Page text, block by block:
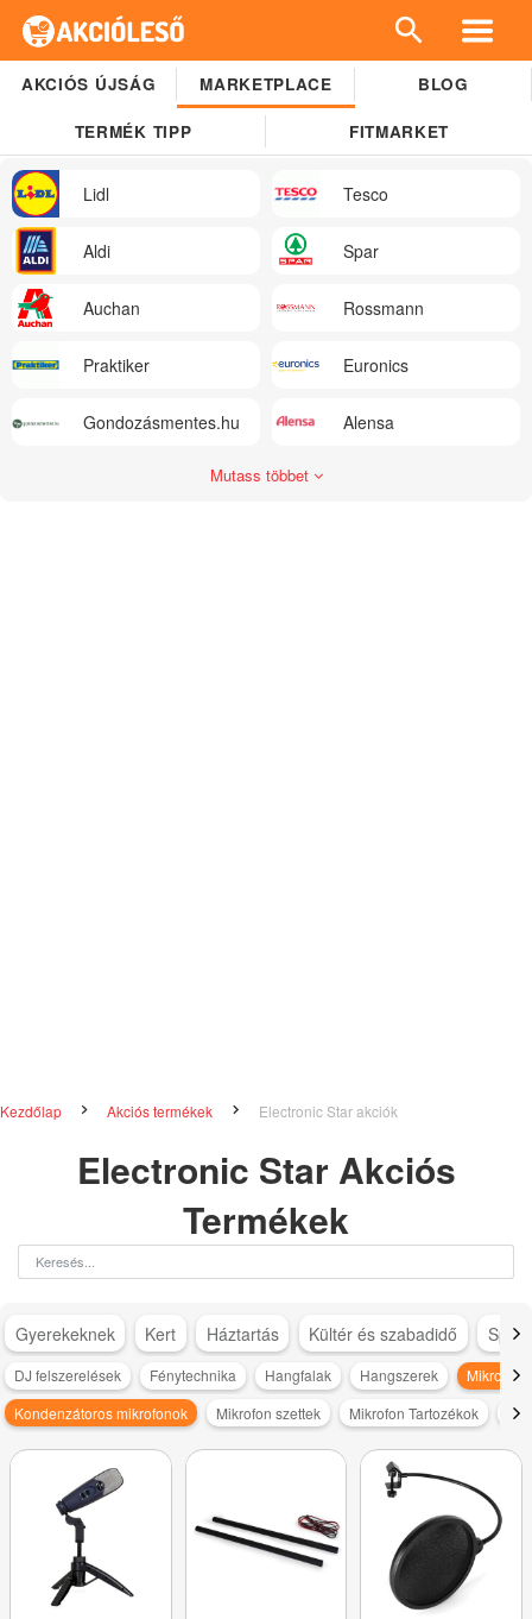
AKCIÓS ÚJSÁG MARKETPLACE BLOG
TERMÉK TIPP FITMARKET
Lidl Tesco
Aldi Spar
Auchan Rossmann
Praktiker Euronics
Gondozásmentes.hu Alensa
Mutass többet
Kezdőlap Akciós termékek Electronic Star akciók
Electronic Star Akciós
Termékek
Gyerekeknek Kert Háztartás Kültér és szabadidő
DJ felszerelések Fénytechnika Hangfalak Hangszerek
Kondenzátoros mikrofonok
Mikrofon szettek Mikrofon Tartozékok